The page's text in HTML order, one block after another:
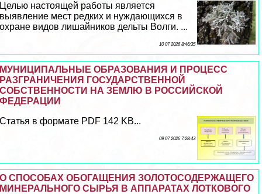
Целью настоящей работы является
выявление мест редких и нуждающихся в
охране видов лишайников дельты Волги. ...
10 07 2026 8:46:35
МУНИЦИПАЛЬНЫЕ ОБРАЗОВАНИЯ И ПРОЦЕСС
РАЗГРАНИЧЕНИЯ ГОСУДАРСТВЕННОЙ
СОБСТВЕННОСТИ НА ЗЕМЛЮ В РОССИЙСКОЙ
ФЕДЕРАЦИИ
Статья в формате PDF 142 KB...
09 07 2026 7:28:43
О СПОСОБАХ ОБОГАЩЕНИЯ ЗОЛОТОСОДЕРЖАЩЕГО
МИНЕРАЛЬНОГО СЫРЬЯ В АППАРАТАХ ЛОТКОВОГО